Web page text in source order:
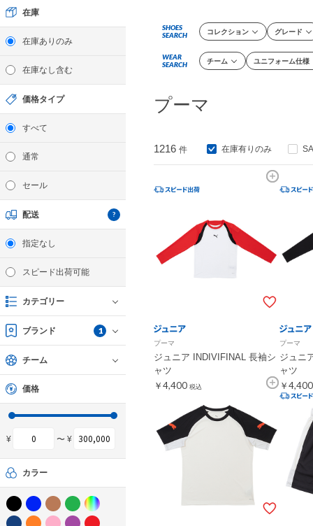
在庫
在庫ありのみ
在庫なし含む
価格タイプ
すべて
通常
セール
配送
指定なし
スピード出荷可能
カテゴリー
ブランド 1
チーム
価格
¥ 〜 ¥
カラー
SHOES
SEARCH
コレクション グレード
WEAR
SEARCH
チーム ユニフォーム仕様
プーマ
1216 件 在庫有りのみ
プーマ
ジュニア INDIVIFINAL 長袖シ
ャツ
￥4,400 税込
プーマ
ジュニ
ャツ
￥4,400